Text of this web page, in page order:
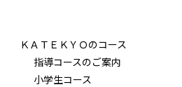
ＫＡＴＥＫＹＯのコース
指導コースのご案内
小学生コース